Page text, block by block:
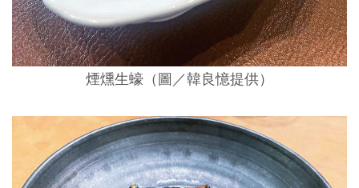
煙燻生蠔（圖／韓良憶提供）